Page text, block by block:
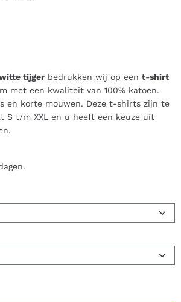
tijger bedrukken wij op een t-shirt
met een kwaliteit van 100% katoen.
en korte mouwen. Deze t-shirts zijn te
S t/m XXL en u heeft een keuze uit